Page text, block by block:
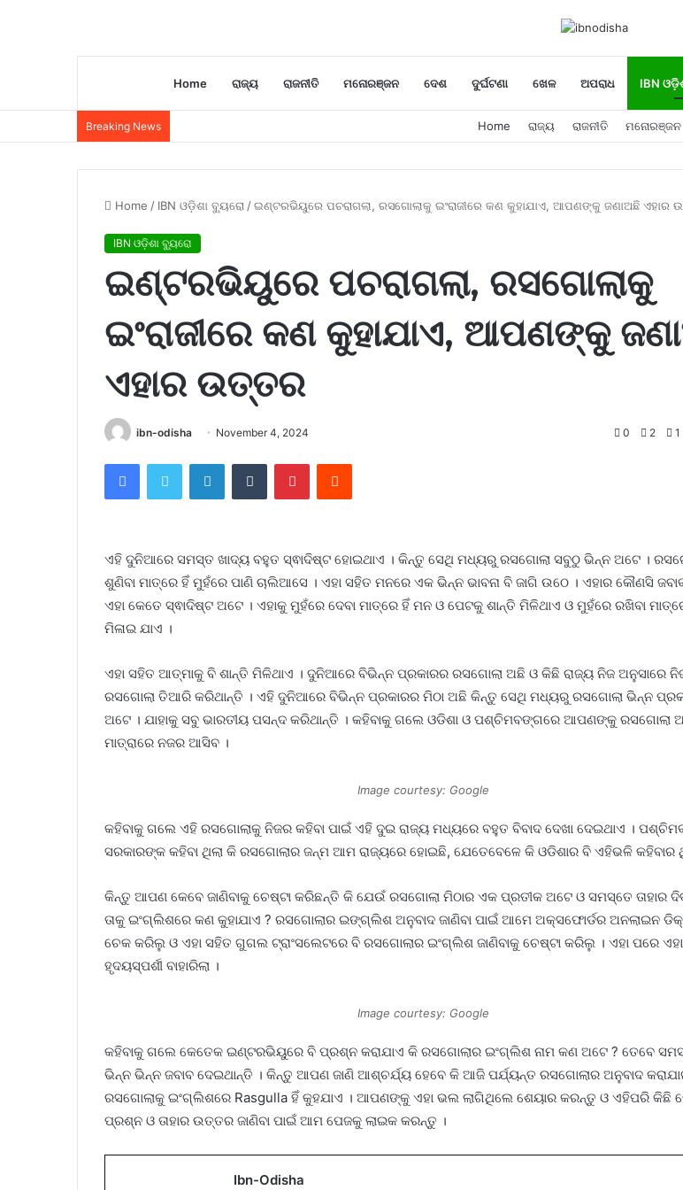
Home ରାଜ୍ୟ ରାଜନୀତି ମନୋରଞ୍ଜନ ଦେଶ ଦୁର୍ଘଟଣା ଖେଳ ଅପରାଧ IBN
Breaking News Home ରାଜ୍ୟ ରାଜନୀତି ମନୋରଞ୍ଜନ
Home / IBN ଓଡ଼ିଶା ବ୍ୟୁରୋ /ଇଣ୍ଟରଭିୟୁରେ ପଚରାଗଲା, ରସଗୋଲାକୁ ଇଂରାଜୀରେ କଣ କୁହାଯାଏ, ଆପଣଙ୍କୁ ଜଣାଅଛି ଏହାର
IBN ଓଡ଼ିଶା ବ୍ୟୁରୋ
ଇଣ୍ଟରଭିୟୁରେ ପଚରାଗଲା, ରସଗୋଲାକୁ
ଇଂରାଜୀରେ କଣ କୁହାଯାଏ, ଆପଣଙ୍କୁ
ଏହାର ଉତ୍ତର
ibn-odisha November 4, 2024 0 2 1
FacebookTwitter LinkedInTumblr PinterestReddit
ଏହି ଦୁନିଆରେ ସମସ୍ତ ଖାଦ୍ୟ ବହୁତ ସ୍ଵାଦିଷ୍ଟ ହୋଇଥାଏ । କିନ୍ତୁ ସେଥି ମଧ୍ୟରୁ ରସଗୋଲା ସବୁଠୁ ଭିନ୍ନ ଅଟେ ।
ଶୁଣିବା ମାତ୍ରେ ହିଁ ମୁହଁରେ ପାଣି ଚାଲିଆସେ । ଏହା ସହିତ ମନରେ ଏକ ଭିନ୍ନ ଭାବନା ବି ଜାଗି ଉଠେ । ଏହାର କୌଣସି
ଏହା କେତେ ସ୍ଵାଦିଷ୍ଟ ଅଟେ । ଏହାକୁ ମୁହଁରେ ଦେବା ମାତ୍ରେ ହିଁ ମନ ଓ ପେଟକୁ ଶାନ୍ତି ମିଳିଥାଏ ଓ ମୁହଁରେ ରଖିବା
ମିଳାଇ ଯାଏ ।
ଏହା ସହିତ ଆତ୍ମାକୁ ବି ଶାନ୍ତି ମିଳିଥାଏ । ଦୁନିଆରେ ବିଭିନ୍ନ ପ୍ରକାରର ରସଗୋଲା ଅଛି ଓ କିଛି ରାଜ୍ୟ ନିଜ ଅନୁସାରେ
ରସଗୋଲା ତିଆରି କରିଥାନ୍ତି । ଏହି ଦୁନିଆରେ ବିଭିନ୍ନ ପ୍ରକାରର ମିଠା ଅଛି କିନ୍ତୁ ସେଥି ମଧ୍ୟରୁ ରସଗୋଲା ଭିନ୍ନ
ଅଟେ । ଯାହାକୁ ସବୁ ଭାରତୀୟ ପସନ୍ଦ କରିଥାନ୍ତି । କହିବାକୁ ଗଲେ ଓଡିଶା ଓ ପଶ୍ଚିମବଙ୍ଗରେ ଆପଣଙ୍କୁ ରସଗୋଲା
ମାତ୍ରାରେ ନଜର ଆସିବ ।
Image courtesy: Google
କହିବାକୁ ଗଲେ ଏହି ରସଗୋଲାକୁ ନିଜର କହିବା ପାଇଁ ଏହି ଦୁଇ ରାଜ୍ୟ ମଧ୍ୟରେ ବହୁତ ବିବାଦ ଦେଖା ଦେଇଥାଏ ।
ସରକାରଙ୍କ କହିବା ଥିଲା କି ରସଗୋଲାର ଜନ୍ମ ଆମ ରାଜ୍ୟରେ ହୋଇଛି, ଯେତେବେଳେ କି ଓଡିଶାର ବି ଏହିଭଳି କହିବାର
କିନ୍ତୁ ଆପଣ କେବେ ଜାଣିବାକୁ ଚେଷ୍ଟା କରିଛନ୍ତି କି ଯେଉଁ ରସଗୋଲା ମିଠାର ଏକ ପ୍ରତୀକ ଅଟେ ଓ ସମସ୍ତେ ତାହାର
ତାକୁ ଇଂଗ୍ଲିଶରେ କଣ କୁହାଯାଏ ? ରସଗୋଲାର ଇଙ୍ଗ୍ଲିଶ ଅନୁବାଦ ଜାଣିବା ପାଇଁ ଆମେ ଅକ୍ସଫୋର୍ଡର ଅନଲାଇନ
ଚେକ କରିଲୁ ଓ ଏହା ସହିତ ଗୁଗଲ ଟ୍ରାଂସଲେଟରେ ବି ରସଗୋଲାର ଇଂଗ୍ଲିଶ ଜାଣିବାକୁ ଚେଷ୍ଟା କରିଲୁ । ଏହା ପରେ
ହୃଦୟସ୍ପର୍ଶୀ ବାହାରିଲା ।
Image courtesy: Google
କହିବାକୁ ଗଲେ କେତେକ ଇଣ୍ଟରଭିୟୁରେ ବି ପ୍ରଶ୍ନ କରାଯାଏ କି ରସଗୋଲାର ଇଂଗ୍ଲିଶ ନାମ କଣ ଅଟେ ? ତେବେ
ଭିନ୍ନ ଭିନ୍ନ ଜବାବ ଦେଇଥାନ୍ତି । କିନ୍ତୁ ଆପଣ ଜାଣି ଆଶ୍ଚର୍ଯ୍ୟ ହେବେ କି ଆଜି ପର୍ଯ୍ୟନ୍ତ ରସଗୋଲାର ଅନୁବାଦ
ରସଗୋଲାକୁ ଇଂଗ୍ଲିଶରେ Rasgulla ହିଁ କୁହଯାଏ । ଆପଣଙ୍କୁ ଏହା ଭଲ ଲାଗିଥିଲେ ଶେୟାର କରନ୍ତୁ ଓ ଏହିପରି କିଛି
ପ୍ରଶ୍ନ ଓ ତାହାର ଉତ୍ତର ଜାଣିବା ପାଇଁ ଆମ ପେଜକୁ ଲାଇକ କରନ୍ତୁ ।
Ibn-Odisha